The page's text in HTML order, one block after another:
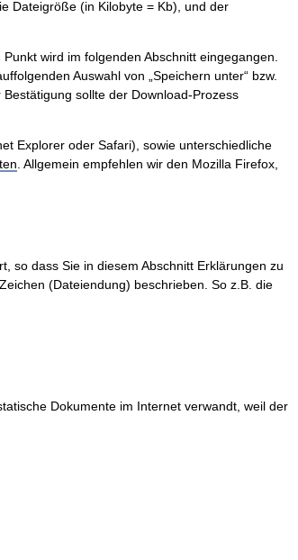
Dateigröße (in Kilobyte = Kb), und der
wird im folgenden Abschnitt eingegangen.
Auswahl von „Speichern unter“ bzw.
sollte der Download-Prozess
Explorer oder Safari), sowie unterschiedliche
. Allgemein empfehlen wir den Mozilla Firefox,
so dass Sie in diesem Abschnitt Erklärungen zu
(Dateiendung) beschrieben. So z.B. die
Dokumente im Internet verwandt, weil der